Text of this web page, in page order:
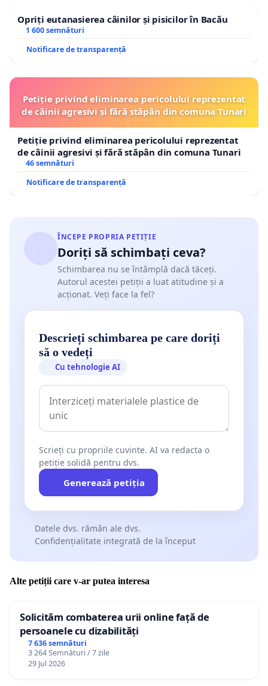
Opriți eutanasierea câinilor și pisicilor în Bacău
1 600 semnături
Notificare de transparență
Petiție privind eliminarea pericolului reprezentat
de câinii agresivi și fără stăpân din comuna Tunari
Petiție privind eliminarea pericolului reprezentat
de câinii agresivi și fără stăpân din comuna Tunari
46 semnături
Notificare de transparență
ÎNCEPE PROPRIA PETIȚIE
Doriți să schimbați ceva?
Schimbarea nu se întâmplă dacă tăceți.
Autorul acestei petiții a luat atitudine și a
acționat. Veți face la fel?
Descrieți schimbarea pe care doriți
să o vedeți
Cu tehnologie AI
Scrieți cu propriile cuvinte. AI va redacta o
petiție solidă pentru dvs.
Generează petiția
Datele dvs. rămân ale dvs.
Confidențialitate integrată de la început
Alte petiții care v-ar putea interesa
Solicităm combaterea urii online față de
persoanele cu dizabilități
7 636 semnături
3 264 Semnături / 7 zile
29 Jul 2026